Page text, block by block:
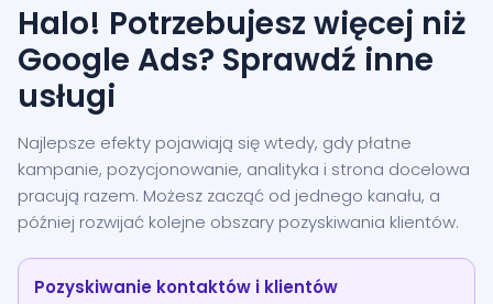
Halo! Potrzebujesz więcej niż
Google Ads? Sprawdź inne
usługi
Najlepsze efekty pojawiają się wtedy, gdy płatne
kampanie, pozycjonowanie, analityka i strona docelowa
pracują razem. Możesz zacząć od jednego kanału, a
później rozwijać kolejne obszary pozyskiwania klientów.
Pozyskiwanie kontaktów i klientów